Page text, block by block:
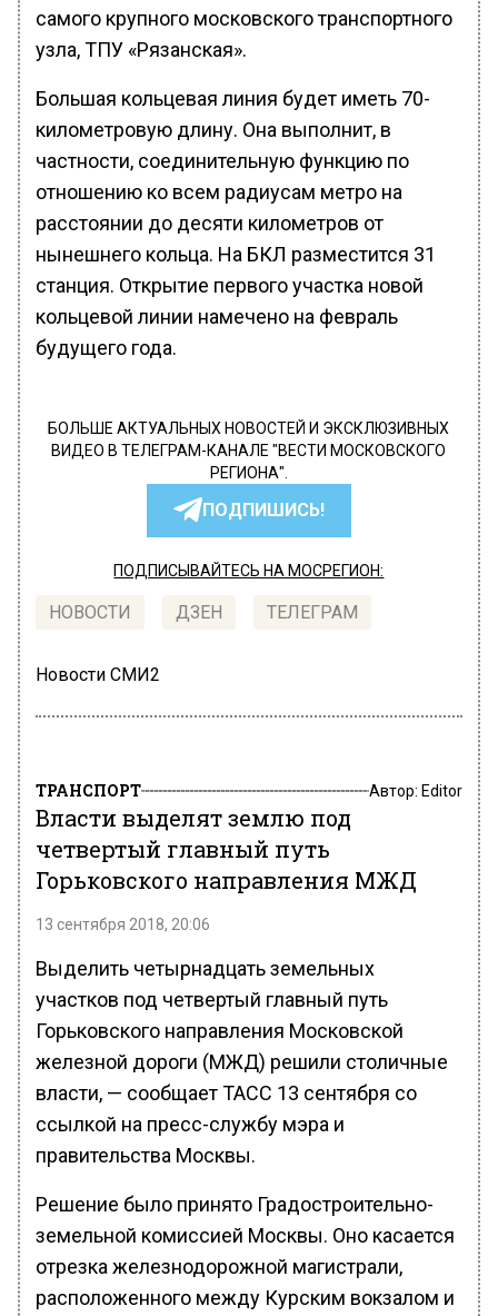
самого крупного московского транспортного
узла, ТПУ «Рязанская».
Большая кольцевая линия будет иметь 70-
километровую длину. Она выполнит, в
частности, соединительную функцию по
отношению ко всем радиусам метро на
расстоянии до десяти километров от
нынешнего кольца. На БКЛ разместится 31
станция. Открытие первого участка новой
кольцевой линии намечено на февраль
будущего года.
БОЛЬШЕ АКТУАЛЬНЫХ НОВОСТЕЙ И ЭКСКЛЮЗИВНЫХ
ВИДЕО В ТЕЛЕГРАМ-КАНАЛЕ "ВЕСТИ МОСКОВСКОГО
РЕГИОНА".
ПОДПИШИСЬ!
ПОДПИСЫВАЙТЕСЬ НА МОСРЕГИОН:
НОВОСТИ ДЗЕН ТЕЛЕГРАМ
Новости СМИ2
ТРАНСПОРТ Автор: Editor
Власти выделят землю под
четвертый главный путь
Горьковского направления МЖД
13 сентября 2018, 20:06
Выделить четырнадцать земельных
участков под четвертый главный путь
Горьковского направления Московской
железной дороги (МЖД) решили столичные
власти, — сообщает ТАСС 13 сентября со
ссылкой на пресс-службу мэра и
правительства Москвы.
Решение было принято Градостроительно-
земельной комиссией Москвы. Оно касается
отрезка железнодорожной магистрали,
расположенного между Курским вокзалом и